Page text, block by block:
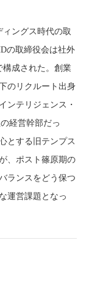
ングス時代の取
の取締役会は社外
構成された。創業
のリクルート出身
ンテリジェンス・
経営幹部だっ
とする旧テンプス
、ポスト篠原期の
ランスをどう保つ
運営課題となっ